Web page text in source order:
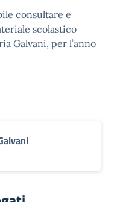
consultare e
scolastico
Galvani, per l’anno